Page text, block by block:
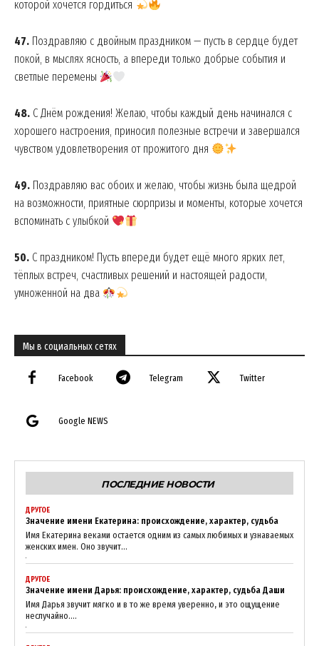
которой хочется гордиться
47. Поздравляю с двойным праздником — пусть в сердце будет
покой, в мыслях ясность, а впереди только добрые события и
светлые перемены
48. С Днём рождения! Желаю, чтобы каждый день начинался с
хорошего настроения, приносил полезные встречи и завершался
чувством удовлетворения от прожитого дня
49. Поздравляю вас обоих и желаю, чтобы жизнь была щедрой
на возможности, приятные сюрпризы и моменты, которые хочется
вспоминать с улыбкой
50. С праздником! Пусть впереди будет ещё много ярких лет,
тёплых встреч, счастливых решений и настоящей радости,
умноженной на два
Мы в социальных сетях
Facebook Telegram Twitter
Google NEWS
ПОСЛЕДНИЕ НОВОСТИ
ДРУГОЕ
Значение имени Екатерина: происхождение, характер, судьба
Имя Екатерина веками остается одним из самых любимых и узнаваемых
женских имен. Оно звучит...
ДРУГОЕ
Значение имени Дарья: происхождение, характер, судьба Даши
Имя Дарья звучит мягко и в то же время уверенно, и это ощущение
неслучайно....